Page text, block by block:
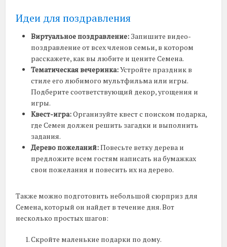
Идеи для поздравления
Виртуальное поздравление: Запишите видео-
поздравление от всех членов семьи, в котором
расскажете, как вы любите и цените Семена.
Тематическая вечеринка:Устройте праздник в
стиле его любимого мультфильма или игры.
Подберите соответствующий декор, угощения и
игры.
Квест-игра:Организуйте квест с поиском подарка,
где Семен должен решить загадки и выполнить
задания.
Дерево пожеланий:Повесьте ветку дерева и
предложите всем гостям написать на бумажках
свои пожелания и повесить их на дерево.
Также можно подготовить небольшой сюрприз для
Семена, который он найдет в течение дня. Вот
несколько простых шагов:
Скройте маленькие подарки по дому.